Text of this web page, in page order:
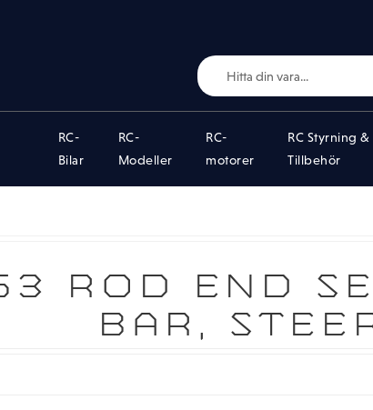
RC-
Bilar
RC-
Modeller
RC-
motorer
RC Styrning &
Tillbehör
ROD END
BAR,